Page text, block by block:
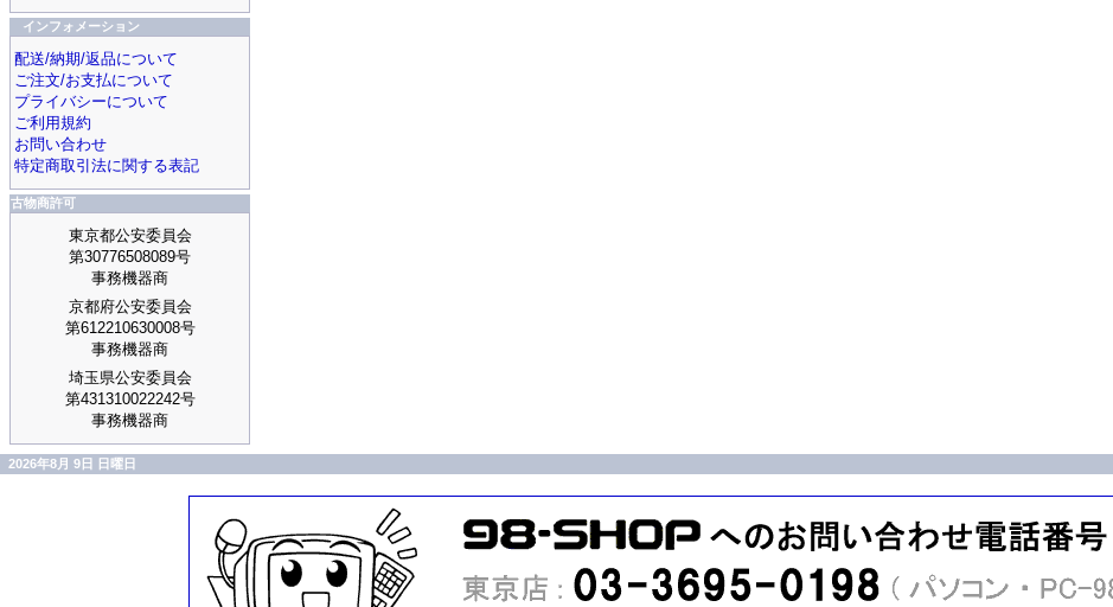
インフォメーション
配送/納期/返品について
ご注文/お支払について
プライバシーについて
ご利用規約
お問い合わせ
特定商取引法に関する表記
古物商許可
東京都公安委員会
第30776508089号
事務機器商
京都府公安委員会
第612210630008号
事務機器商
埼玉県公安委員会
第431310022242号
事務機器商
2026年8月 9日 日曜日